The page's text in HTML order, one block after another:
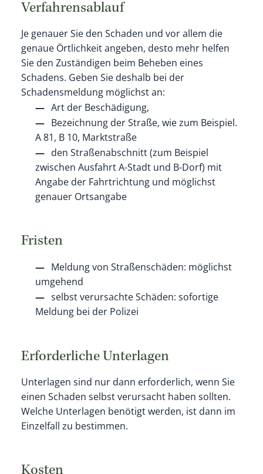
Verfahrensablauf
Je genauer Sie den Schaden und vor allem die
genaue Örtlichkeit angeben, desto mehr helfen
Sie den Zuständigen beim Beheben eines
Schadens. Geben Sie deshalb bei der
Schadensmeldung möglichst an:
Art der Beschädigung,
Bezeichnung der Straße, wiezum Beispiel.
A 81, B 10, Marktstraße
den Straßenabschnitt(zum Beispiel
zwischen Ausfahrt A-Stadt und B-Dorf) mit
Angabe der Fahrtrichtung und möglichst
genauer Ortsangabe
Fristen
Meldung von Straßenschäden: möglichst
umgehend
selbst verursachte Schäden: sofortige
Meldung bei der Polizei
Erforderliche Unterlagen
Unterlagen sind nur dann erforderlich, wenn Sie
einen Schaden selbst verursacht haben sollten.
Welche Unterlagen benötigt werden, ist dann im
Einzelfall zu bestimmen.